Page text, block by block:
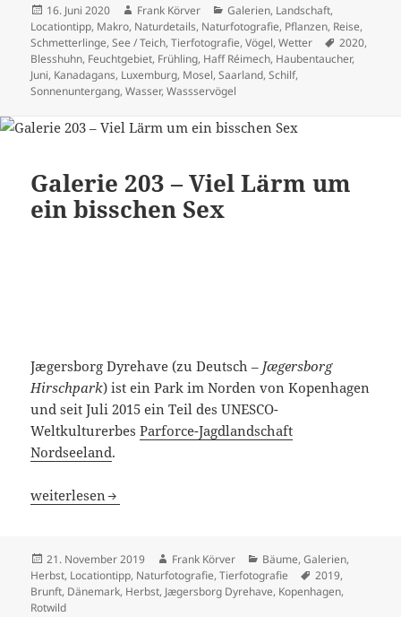
Veröffentlicht
am
16. Juni 2020 Autor
Frank Körver Kategorien
Galerien, Landschaft,
Locationtipp, Makro, Naturdetails, Naturfotografie, Pflanzen, Reise,
Schmetterlinge,See / Teich,Tierfotografie,Vögel,Wetter 2020,
Blesshuhn, Feuchtgebiet, Frühling, Haff Réimech, Haubentaucher,
Juni, Kanadagans, Luxemburg, Mosel,Saarland,Schilf,
Sonnenuntergang,Wasser,Wassservögel
Galerie 203 – Viel Lärm um
ein bisschen Sex
Jægersborg Dyrehave (zu Deutsch – Jægersborg
Hirschpark) ist ein Park im Norden von Kopenhagen
und seit Juli 2015 ein Teil des UNESCO-
WeltkulturerbesParforce-Jagdlandschaft
Nordseeland.
Galerie 203 – Viel Lärm um ein bisschen Sex
weiterlesen
Veröffentlicht
am
21. November 2019 Autor
Frank Körver Kategorien
Bäume,Galerien,
Herbst, Locationtipp, Naturfotografie,Tierfotografie Schlagwörter
2019,
Brunft, Dänemark, Herbst, Jægersborg Dyrehave, Kopenhagen,
Rotwild